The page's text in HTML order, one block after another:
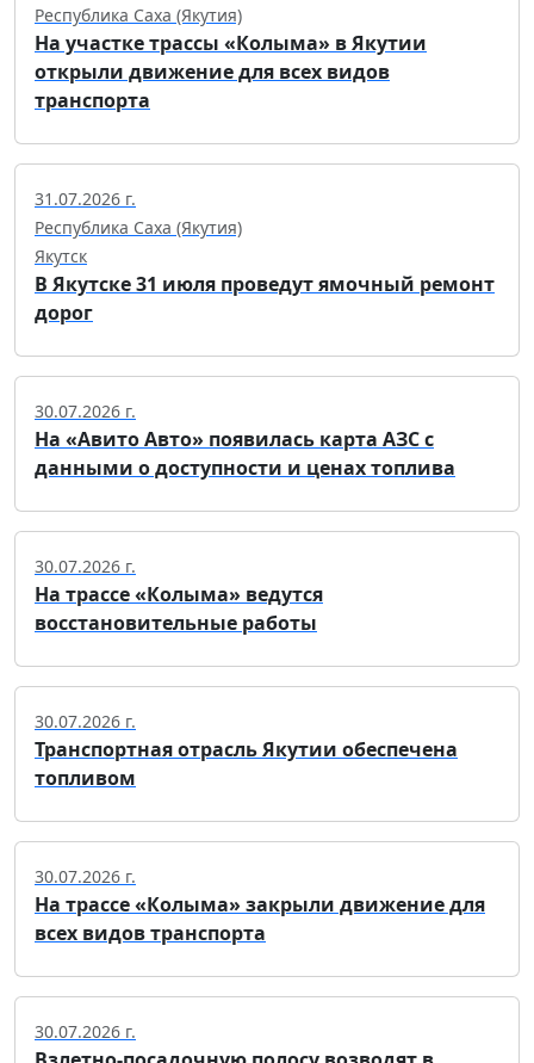
Республика Саха (Якутия)
На участке трассы «Колыма» в Якутии
открыли движение для всех видов
транспорта
31.07.2026 г.
Республика Саха (Якутия)
Якутск
В Якутске 31 июля проведут ямочный ремонт
дорог
30.07.2026 г.
На «Авито Авто» появилась карта АЗС с
данными о доступности и ценах топлива
30.07.2026 г.
На трассе «Колыма» ведутся
восстановительные работы
30.07.2026 г.
Транспортная отрасль Якутии обеспечена
топливом
30.07.2026 г.
На трассе «Колыма» закрыли движение для
всех видов транспорта
30.07.2026 г.